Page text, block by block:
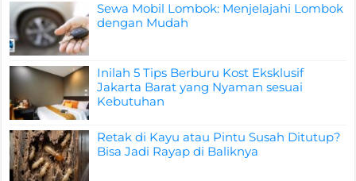
Sewa Mobil Lombok: Menjelajahi Lombok
dengan Mudah
Inilah 5 Tips Berburu Kost Eksklusif
Jakarta Barat yang Nyaman sesuai
Kebutuhan
Retak di Kayu atau Pintu Susah Ditutup?
Bisa Jadi Rayap di Baliknya